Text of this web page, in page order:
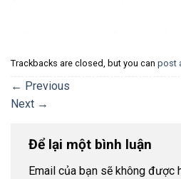
Trackbacks are closed, but you can post
← Previous
Next →
Để lại một bình luận
Email của bạn sẽ không được